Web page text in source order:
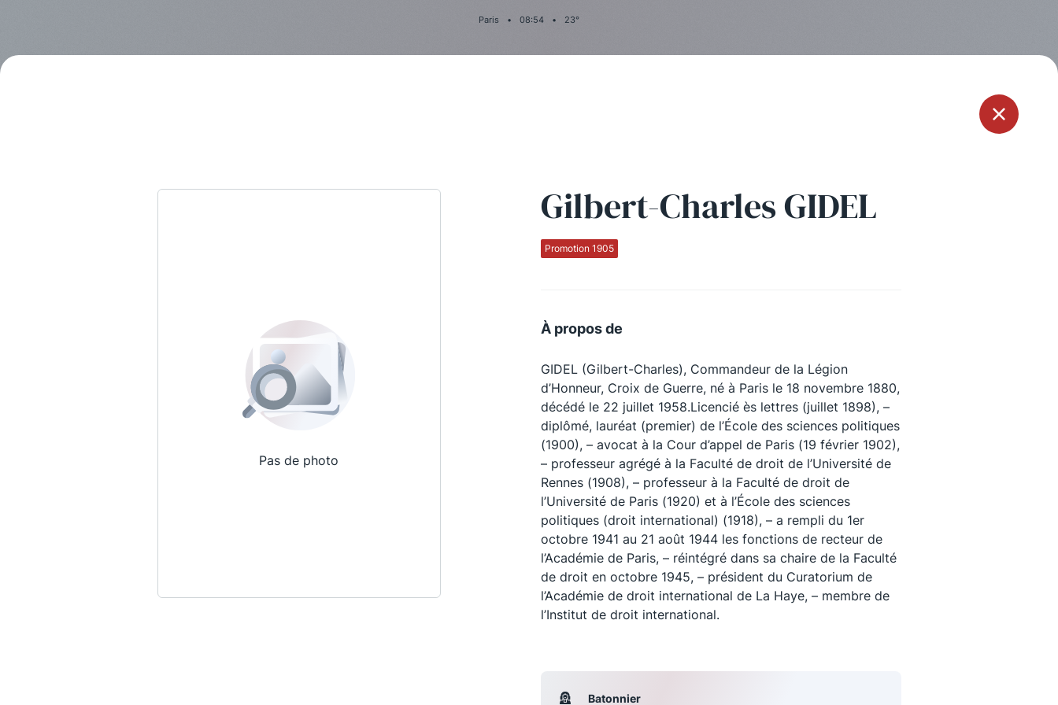
Paris • 08:54 • 23°
Pas de photo
Gilbert-Charles GIDEL
Promotion 1905
À propos de
GIDEL (Gilbert-Charles), Commandeur de la Légion
d’Honneur, Croix de Guerre, né à Paris le 18 novembre 1880,
décédé le 22 juillet 1958.Licencié ès lettres (juillet 1898), –
diplômé, lauréat (premier) de l’École des sciences politiques
(1900), – avocat à la Cour d’appel de Paris (19 février 1902),
– professeur agrégé à la Faculté de droit de l’Université de
Rennes (1908), – professeur à la Faculté de droit de
l’Université de Paris (1920) et à l’École des sciences
politiques (droit international) (1918), – a rempli du 1er
octobre 1941 au 21 août 1944 les fonctions de recteur de
l’Académie de Paris, – réintégré dans sa chaire de la Faculté
de droit en octobre 1945, – président du Curatorium de
l’Académie de droit international de La Haye, – membre de
l’Institut de droit international.
Batonnier
Suivez-nous